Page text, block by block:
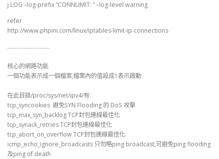
j LOG –log-prefix “CONNLIMIT: ” –log-level warning
refer
http://www.phpini.com/linux/iptables-limit-ip-connections
………………………..
核心的網路功能
一個功能表示成一個檔案,檔案內的值設成1表示啟動
在此目錄/proc/sys/net/ipv4/有:
tcp_syncookies 避免SYN Flooding 的 DoS 攻擊
tcp_max_syn_backlog TCP封包連線最佳化
tcp_synack_retries TCP封包連線最佳化
tcp_abort_on_overflow TCP封包連線最佳化
icmp_echo_ignore_broadcasts 只勿略ping broadcast,可避免ping flooding
及ping of death